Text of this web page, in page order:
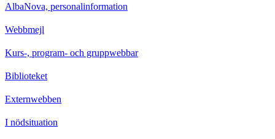
AlbaNova, personalinformation
Webbmejl
Kurs-, program- och gruppwebbar
Biblioteket
Externwebben
I nödsituation